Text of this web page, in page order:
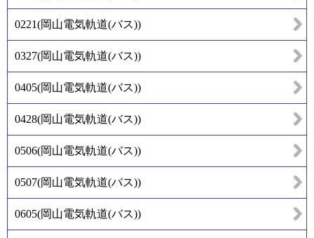
0221(岡山電気軌道(バス))
0327(岡山電気軌道(バス))
0405(岡山電気軌道(バス))
0428(岡山電気軌道(バス))
0506(岡山電気軌道(バス))
0507(岡山電気軌道(バス))
0605(岡山電気軌道(バス))